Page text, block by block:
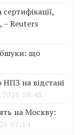
– Reuters
що
на відстані
10:48
на Москву:
07:14